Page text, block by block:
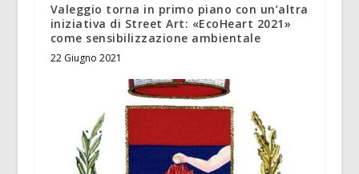
Valeggio torna in primo piano con un’altra
iniziativa di Street Art: «EcoHeart 2021»
come sensibilizzazione ambientale
22 Giugno 2021